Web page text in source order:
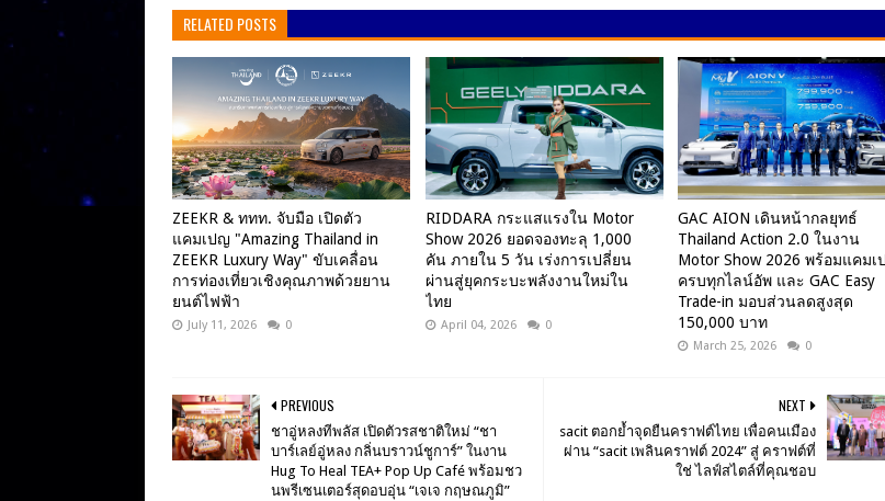
RELATED POSTS
ZEEKR & ททท. จับมือ เปิดตัว
แคมเปญ "Amazing Thailand in
ZEEKR Luxury Way" ขับเคลื่อน
การท่องเที่ยวเชิงคุณภาพด้วยยาน
ยนต์ไฟฟ้า
July 11, 2026 0
RIDDARA กระแสแรงใน Motor
Show 2026 ยอดจองทะลุ 1,000
คัน ภายใน 5 วัน เร่งการเปลี่ยน
ผ่านสู่ยุคกระบะพลังงานใหม่ใน
ไทย
April 04, 2026 0
GAC AION เดินหน้ากลยุทธ์
Thailand Action 2.0 ในงาน
Motor Show 2026 พร้อมแคมเ
ครบทุกไลน์อัพ และ GAC Easy
Trade-in มอบส่วนลดสูงสุด
150,000 บาท
March 25, 2026 0
NEXT
sacit ตอกย้ำจุดยืนคราฟต์ไทย เพื่อคนเมือง
ผ่าน “sacit เพลินคราฟต์ 2024” สู่ คราฟต์ที่
ใช่ ไลฟ์สไตล์ที่คุณชอบ
PREVIOUS
ชาอู่หลงทีพลัส เปิดตัวรสชาติใหม่ “ชา
บาร์เลย์อู่หลง กลิ่นบราวน์ชูการ์” ในงาน
Hug To Heal TEA+ Pop Up Café พร้อมชว
นพรีเซนเตอร์สุดอบอุ่น “เจเจ กฤษณภูมิ”